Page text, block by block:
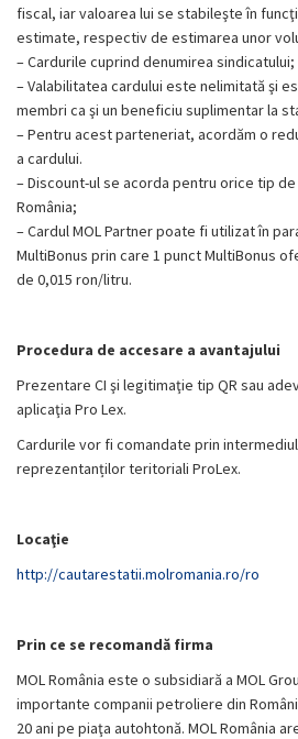
fiscal, iar valoarea lui se stabileşte în
estimate, respectiv de estimarea unor
– Cardurile cuprind denumirea sindicatului;
– Valabilitatea cardului este nelimitată şi
membri ca şi un beneficiu suplimentar la
– Pentru acest parteneriat, acordăm o
a cardului.
– Discount-ul se acorda pentru orice tip
România;
–Cardul MOL Partner poate fi utilizat în
MultiBonus prin care 1 punct MultiBonus
de 0,015 ron/litru.
Procedura de accesare a avantajului
Prezentare CI şi legitimaţie tip QR sau
aplicaţia Pro Lex.
Cardurile vor fi comandate prin
reprezentanților teritoriali ProLex.
Locaţie
http://cautarestatii.molromania.ro/ro
Prin ce se recomandă firma
MOL România este o subsidiară a MOL
importante companii petroliere din
20 ani pe piaţa autohtonă. MOL România